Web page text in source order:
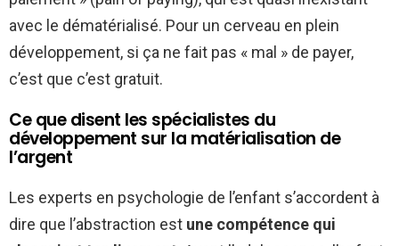
avec le dématérialisé. Pour un cerveau en plein
développement, si ça ne fait pas « mal » de payer,
c’est que c’est gratuit.
Ce que disent les spécialistes du
développement sur la matérialisation de
l’argent
Les experts en psychologie de l’enfant s’accordent à
dire que l’abstraction est une compétence qui